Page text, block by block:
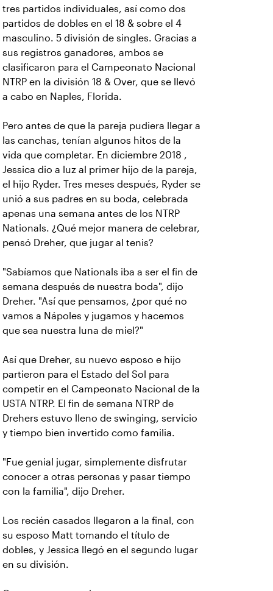
tres partidos individuales, así como dos
partidos de dobles en el 18 & sobre el 4
masculino. 5 división de singles. Gracias a
sus registros ganadores, ambos se
clasificaron para el Campeonato Nacional
NTRP en la división 18 & Over, que se llevó
a cabo en Naples, Florida.
Pero antes de que la pareja pudiera llegar a
las canchas, tenían algunos hitos de la
vida que completar. En diciembre 2018 ,
Jessica dio a luz al primer hijo de la pareja,
el hijo Ryder. Tres meses después, Ryder se
unió a sus padres en su boda, celebrada
apenas una semana antes de los NTRP
Nationals. ¿Qué mejor manera de celebrar,
pensó Dreher, que jugar al tenis?
"Sabíamos que Nationals iba a ser el fin de
semana después de nuestra boda", dijo
Dreher. "Así que pensamos, ¿por qué no
vamos a Nápoles y jugamos y hacemos
que sea nuestra luna de miel?"
Así que Dreher, su nuevo esposo e hijo
partieron para el Estado del Sol para
competir en el Campeonato Nacional de la
USTA NTRP. El fin de semana NTRP de
Drehers estuvo lleno de swinging, servicio
y tiempo bien invertido como familia.
"Fue genial jugar, simplemente disfrutar
conocer a otras personas y pasar tiempo
con la familia", dijo Dreher.
Los recién casados llegaron a la final, con
su esposo Matt tomando el título de
dobles, y Jessica llegó en el segundo lugar
en su división.